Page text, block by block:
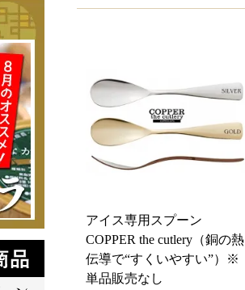
アイス専用スプーン
COPPER the cutlery（銅の熱
伝導で“すくいやすい”）※
単品販売なし